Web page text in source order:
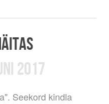
2017
Seekord kindla